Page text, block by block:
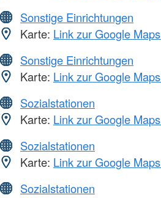
Sonstige Einrichtungen
Karte: Link zur Google
Sonstige Einrichtungen
Karte: Link zur Google
Sozialstationen
Karte: Link zur Google
Sozialstationen
Karte: Link zur Google
Sozialstationen